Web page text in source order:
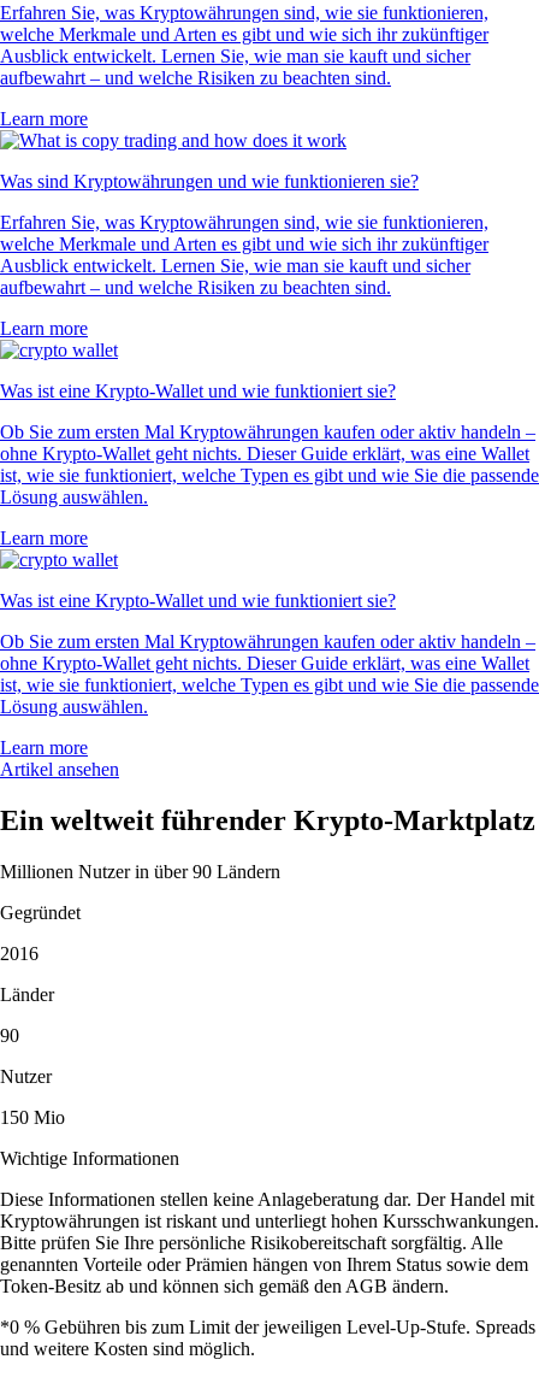
Erfahren Sie, was Kryptowährungen sind, wie sie funktionieren,
welche Merkmale und Arten es gibt und wie sich ihr zukünftiger
Ausblick entwickelt. Lernen Sie, wie man sie kauft und sicher
aufbewahrt – und welche Risiken zu beachten sind.
Learn more
Was sind Kryptowährungen und wie funktionieren sie?
Erfahren Sie, was Kryptowährungen sind, wie sie funktionieren,
welche Merkmale und Arten es gibt und wie sich ihr zukünftiger
Ausblick entwickelt. Lernen Sie, wie man sie kauft und sicher
aufbewahrt – und welche Risiken zu beachten sind.
Learn more
Was ist eine Krypto-Wallet und wie funktioniert sie?
Ob Sie zum ersten Mal Kryptowährungen kaufen oder aktiv handeln –
ohne Krypto-Wallet geht nichts. Dieser Guide erklärt, was eine Wallet
ist, wie sie funktioniert, welche Typen es gibt und wie Sie die passende
Lösung auswählen.
Learn more
Was ist eine Krypto-Wallet und wie funktioniert sie?
Ob Sie zum ersten Mal Kryptowährungen kaufen oder aktiv handeln –
ohne Krypto-Wallet geht nichts. Dieser Guide erklärt, was eine Wallet
ist, wie sie funktioniert, welche Typen es gibt und wie Sie die passende
Lösung auswählen.
Learn more
Artikel ansehen
Ein weltweit führender Krypto-Marktplatz
Millionen Nutzer in über 90 Ländern
Gegründet
2016
Länder
90
Nutzer
150 Mio
Wichtige Informationen
Diese Informationen stellen keine Anlageberatung dar. Der Handel mit
Kryptowährungen ist riskant und unterliegt hohen Kursschwankungen.
Bitte prüfen Sie Ihre persönliche Risikobereitschaft sorgfältig. Alle
genannten Vorteile oder Prämien hängen von Ihrem Status sowie dem
Token-Besitz ab und können sich gemäß den AGB ändern.
*0 % Gebühren bis zum Limit der jeweiligen Level-Up-Stufe. Spreads
und weitere Kosten sind möglich.